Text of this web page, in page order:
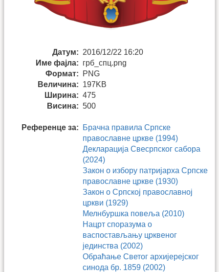
Датум: 2016/12/22 16:20
Име фајла: грб_спц.png
Формат:
PNG
Величина: 197KB
Ширина: 475
Висина: 500
Референце за:
Брачна правила Српске
православне цркве (1994)
Декларација Свесрпског сабора
(2024)
Закон о избору патријарха Српске
православне цркве (1930)
Закон о Српској православној
цркви (1929)
Мелнбуршка повеља (2010)
Нацрт споразума о
васпостављању црквеног
јединства (2002)
Обраћање Светог архијерејског
синода бр. 1859 (2002)